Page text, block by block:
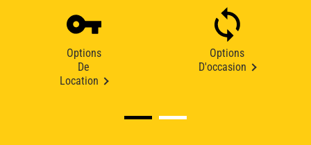
Options
De
Location
Options
D'occasion